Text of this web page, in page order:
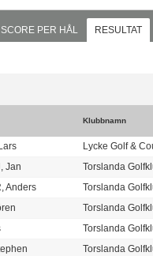
SCORE PER HÅL RESULTAT
Klubbnamn
Jan Torslanda
Anders Torslanda
Torslanda
Torslanda
Torslanda